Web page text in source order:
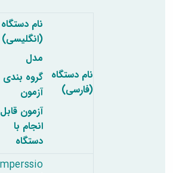
نام دستگاه
(فارسی)
نام دستگاه
(انگلیسی)
مدل
گروه بندی
آزمون
آزمون قابل
انجام با
دستگاه